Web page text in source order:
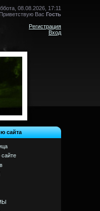
08.08.2026, 17:11
Приветствую Вас Гость
Регистрация
Вход
сайта